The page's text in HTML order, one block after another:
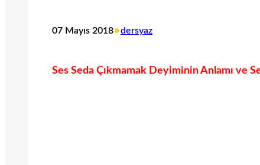
07 Mayıs 2018•dersyaz
Ses Seda Çıkmamak Deyiminin Anlamı ve